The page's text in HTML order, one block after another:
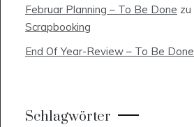
Februar Planning – To Be Done zu
Scrapbooking
End Of Year-Review – To Be Done
Schlagwörter